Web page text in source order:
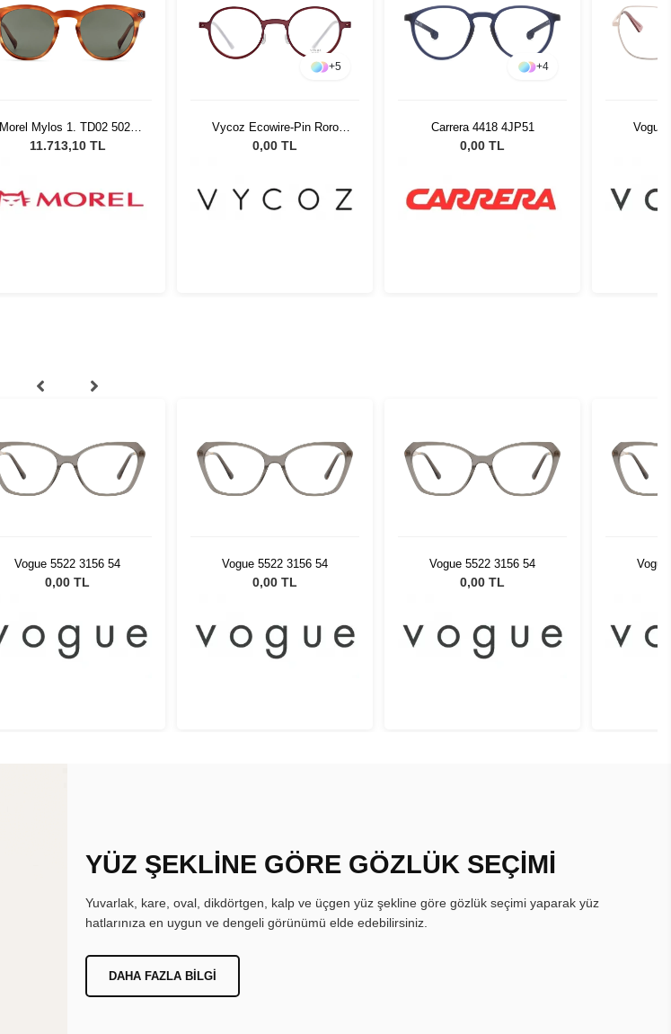
Morel Mylos 1. TD02 5021
Unisex Güneş Gözlüğü
11.713,10 TL
+5
Vycoz Ecowire-Pin Roro
RED 46-22 51526
0,00 TL
+4
Carrera 4418 4JP51
0,00 TL
Vogue
Vogue 5522 3156 54
0,00 TL
Vogue 5522 3156 54
0,00 TL
Vogue 5522 3156 54
0,00 TL
YÜZ ŞEKLİNE GÖRE GÖZLÜK SEÇİMİ
Yuvarlak, kare, oval, dikdörtgen, kalp ve üçgen yüz şekline göre gözlük seçimi yaparak yüz
hatlarınıza en uygun ve dengeli görünümü elde edebilirsiniz.
DAHA FAZLA BILGI